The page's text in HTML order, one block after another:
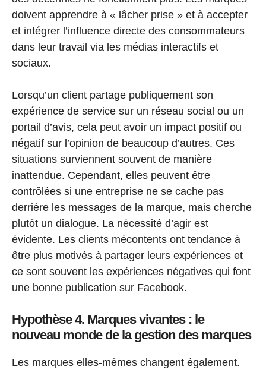
doivent apprendre à « lâcher prise » et à accepter
et intégrer l’influence directe des consommateurs
dans leur travail via les médias interactifs et
sociaux.
Lorsqu’un client partage publiquement son
expérience de service sur un réseau social ou un
portail d’avis, cela peut avoir un impact positif ou
négatif sur l’opinion de beaucoup d’autres. Ces
situations surviennent souvent de manière
inattendue. Cependant, elles peuvent être
contrôlées si une entreprise ne se cache pas
derrière les messages de la marque, mais cherche
plutôt un dialogue. La nécessité d’agir est
évidente. Les clients mécontents ont tendance à
être plus motivés à partager leurs expériences et
ce sont souvent les expériences négatives qui font
une bonne publication sur Facebook.
Hypothèse 4. Marques vivantes : le
nouveau monde de la gestion des marques
Les marques elles-mêmes changent également.